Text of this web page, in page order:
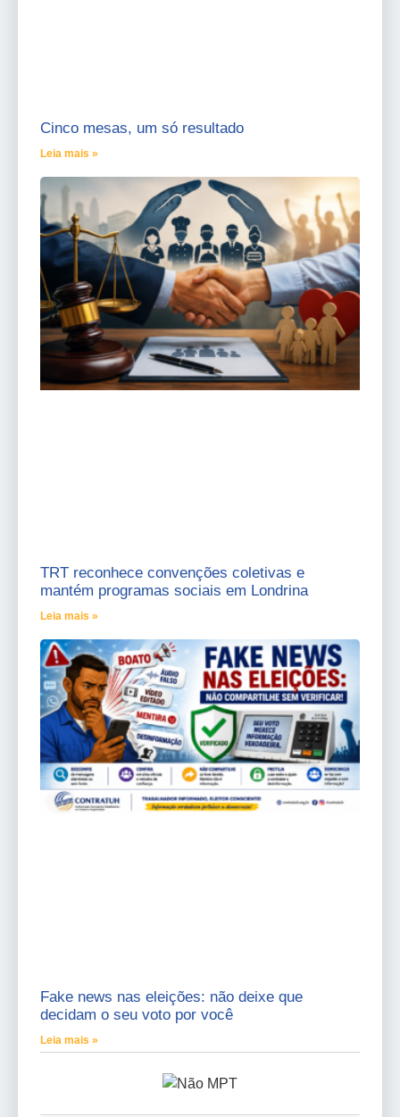
Cinco mesas, um só resultado
Leia mais »
TRT reconhece convenções coletivas e
mantém programas sociais em Londrina
Leia mais »
Fake news nas eleições: não deixe que
decidam o seu voto por você
Leia mais »